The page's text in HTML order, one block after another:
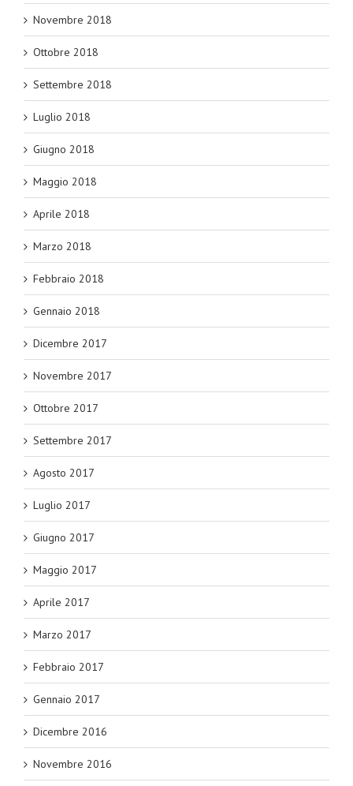
Novembre 2018
Ottobre 2018
Settembre 2018
Luglio 2018
Giugno 2018
Maggio 2018
Aprile 2018
Marzo 2018
Febbraio 2018
Gennaio 2018
Dicembre 2017
Novembre 2017
Ottobre 2017
Settembre 2017
Agosto 2017
Luglio 2017
Giugno 2017
Maggio 2017
Aprile 2017
Marzo 2017
Febbraio 2017
Gennaio 2017
Dicembre 2016
Novembre 2016